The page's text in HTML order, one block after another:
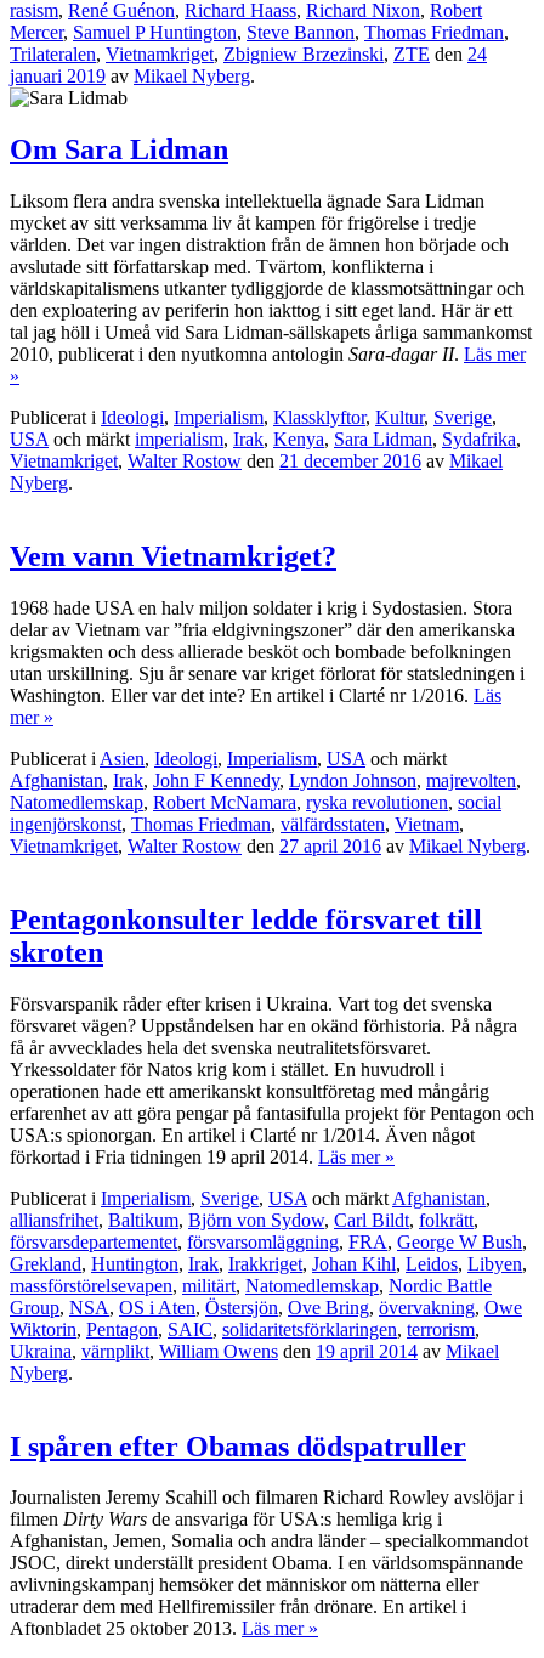
rasism, René Guénon, Richard Haass, Richard Nixon, Robert
Mercer, Samuel P Huntington, Steve Bannon, Thomas Friedman,
Trilateralen, Vietnamkriget, Zbigniew Brzezinski, ZTE den 24
januari 2019 av Mikael Nyberg.
Om Sara Lidman
Liksom flera andra svenska intellektuella ägnade Sara Lidman
mycket av sitt verksamma liv åt kampen för frigörelse i tredje
världen. Det var ingen distraktion från de ämnen hon började och
avslutade sitt författarskap med. Tvärtom, konflikterna i
världskapitalismens utkanter tydliggjorde de klassmotsättningar och
den exploatering av periferin hon iakttog i sitt eget land. Här är ett
tal jag höll i Umeå vid Sara Lidman-sällskapets årliga sammankomst
2010, publicerat i den nyutkomna antologin Sara-dagar II. Läs mer
»
Publicerat i Ideologi, Imperialism, Klassklyftor, Kultur, Sverige,
USA och märkt imperialism, Irak, Kenya, Sara Lidman, Sydafrika,
Vietnamkriget, Walter Rostow den 21 december 2016 av Mikael
Nyberg.
Vem vann Vietnamkriget?
1968 hade USA en halv miljon soldater i krig i Sydostasien. Stora
delar av Vietnam var ”fria eldgivningszoner” där den amerikanska
krigsmakten och dess allierade besköt och bombade befolkningen
utan urskillning. Sju år senare var kriget förlorat för statsledningen i
Washington. Eller var det inte? En artikel i Clarté nr 1/2016. Läs
mer »
Publicerat i Asien, Ideologi, Imperialism, USA och märkt
Afghanistan, Irak, John F Kennedy, Lyndon Johnson, majrevolten,
Natomedlemskap, Robert McNamara, ryska revolutionen, social
ingenjörskonst, Thomas Friedman, välfärdsstaten, Vietnam,
Vietnamkriget, Walter Rostow den 27 april 2016 av Mikael Nyberg.
Pentagonkonsulter ledde försvaret till
skroten
Försvarspanik råder efter krisen i Ukraina. Vart tog det svenska
försvaret vägen? Uppståndelsen har en okänd förhistoria. På några
få år avvecklades hela det svenska neutralitetsförsvaret.
Yrkessoldater för Natos krig kom i stället. En huvudroll i
operationen hade ett amerikanskt konsultföretag med mångårig
erfarenhet av att göra pengar på fantasifulla projekt för Pentagon och
USA:s spionorgan. En artikel i Clarté nr 1/2014. Även något
förkortad i Fria tidningen 19 april 2014. Läs mer »
Publicerat i Imperialism, Sverige, USA och märkt Afghanistan,
alliansfrihet, Baltikum, Björn von Sydow, Carl Bildt, folkrätt,
försvarsdepartementet, försvarsomläggning, FRA, George W Bush,
Grekland, Huntington, Irak, Irakkriget, Johan Kihl, Leidos, Libyen,
massförstörelsevapen, militärt, Natomedlemskap, Nordic Battle
Group, NSA, OS i Aten, Östersjön, Ove Bring, övervakning, Owe
Wiktorin, Pentagon, SAIC, solidaritetsförklaringen, terrorism,
Ukraina, värnplikt, William Owens den 19 april 2014 av Mikael
Nyberg.
I spåren efter Obamas dödspatruller
Journalisten Jeremy Scahill och filmaren Richard Rowley avslöjar i
filmen Dirty Wars de ansvariga för USA:s hemliga krig i
Afghanistan, Jemen, Somalia och andra länder – specialkommandot
JSOC, direkt underställt president Obama. I en världsomspännande
avlivningskampanj hemsöker det människor om nätterna eller
utraderar dem med Hellfiremissiler från drönare. En artikel i
Aftonbladet 25 oktober 2013. Läs mer »